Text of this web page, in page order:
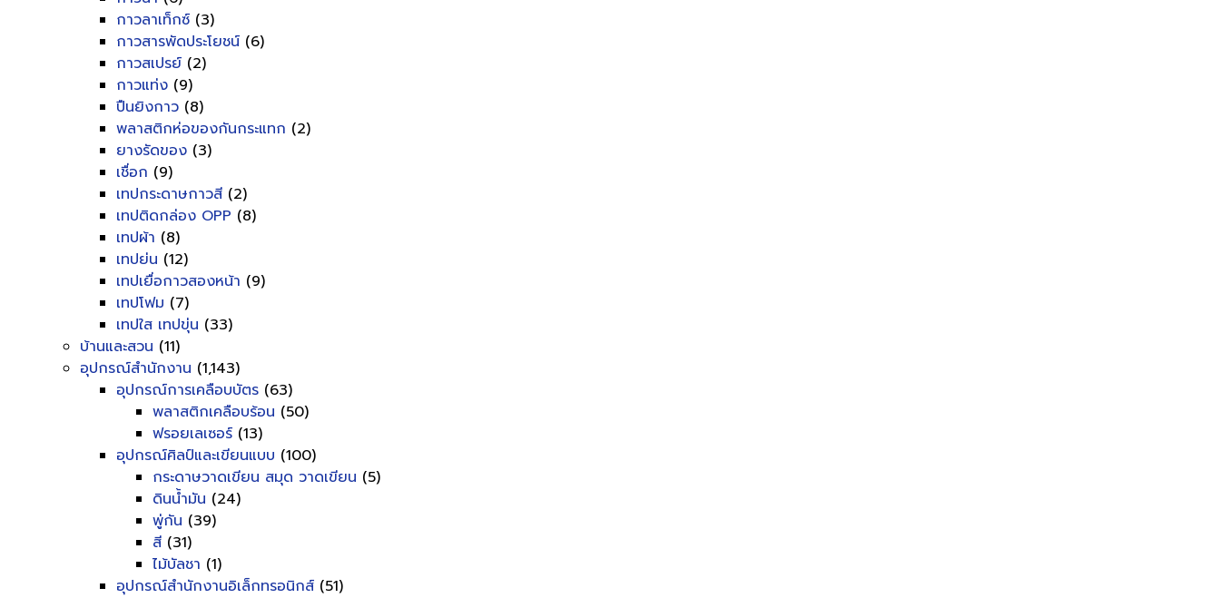
กาวลาเท็กซ์ (3)
กาวสารพัดประโยชน์ (6)
กาวสเปรย์ (2)
กาวแท่ง (9)
ปืนยิงกาว (8)
พลาสติกห่อของกันกระแทก (2)
ยางรัดของ (3)
เชื่อก (9)
เทปกระดาษกาวสี (2)
เทปติดกล่อง OPP (8)
เทปผ้า (8)
เทปย่น (12)
เทปเยื่อกาวสองหน้า (9)
เทปโฟม (7)
เทปใส เทปขุ่น (33)
บ้านและสวน (11)
อุปกรณ์สำนักงาน (1,143)
อุปกรณ์การเคลือบบัตร (63)
พลาสติกเคลือบร้อน (50)
ฟรอยเลเซอร์ (13)
อุปกรณ์ศิลป์และเขียนแบบ (100)
กระดาษวาดเขียน สมุด วาดเขียน (5)
ดินน้ำมัน (24)
พู่กัน (39)
สี (31)
ไม้บัลชา (1)
อุปกรณ์สำนักงานอิเล็กทรอนิกส์ (51)